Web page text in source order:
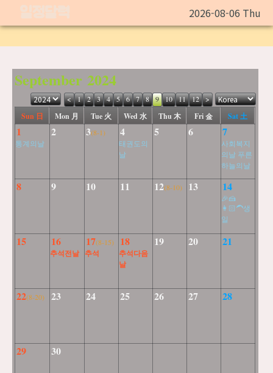
2026-08-06 Thu
September 2024
< 1 2 3 4 5 6 7 8 9 10 11 12 >
Sun 日 Mon 月 Tue 火 Wed 水 Thu 木 Fri 金 Sat 土
1
통계의날
2 3(8-1) 4
태권도의
날
5 6 7
사회복지
의날 푸른
하늘의날
8 9 10 11 12(8-10) 13 14
🎉🍰
👩🏻‍🦱생
일
15 16
추석전날
17(8-15)
추석
18
추석다음
날
19 20 21
22(8-20) 23 24 25 26 27 28
29 30